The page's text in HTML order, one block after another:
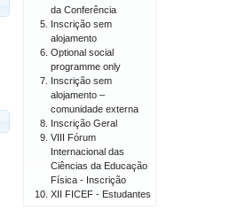
da Conferência
Inscrição sem
alojamento
Optional social
programme only
Inscrição sem
alojamento –
comunidade externa
Inscrição Geral
VIII Fórum
Internacional das
Ciências da Educação
Física - Inscrição
XII FICEF - Estudantes